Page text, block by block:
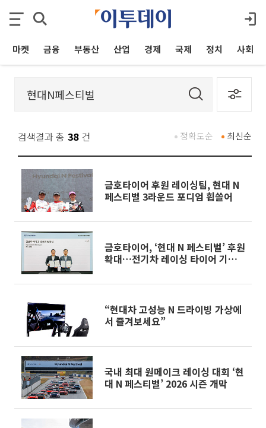
마켓 금융 부동산 산업 경제 국제 정치 사회
검색결과 총 38 건 최신순
정확도순
금호타이어 후원 레이싱팀, 현대 N
페스티벌 3라운드 포디엄 휩쓸어
금호타이어, ‘현대 N 페스티벌’ 후원
확대…전기차 레이싱 타이어 기술력
“현대차 고성능 N 드라이빙 가상에
서 즐겨보세요”
국내 최대 원메이크 레이싱 대회 ‘현
대 N 페스티벌’ 2026 시즌 개막